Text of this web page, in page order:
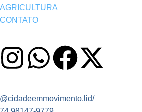
AGRICULTURA
CONTATO
@cidadeemmovimento.lid/